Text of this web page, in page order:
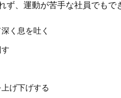
ず、運動が苦手な社員でもで
く息を吐く
げ下げする